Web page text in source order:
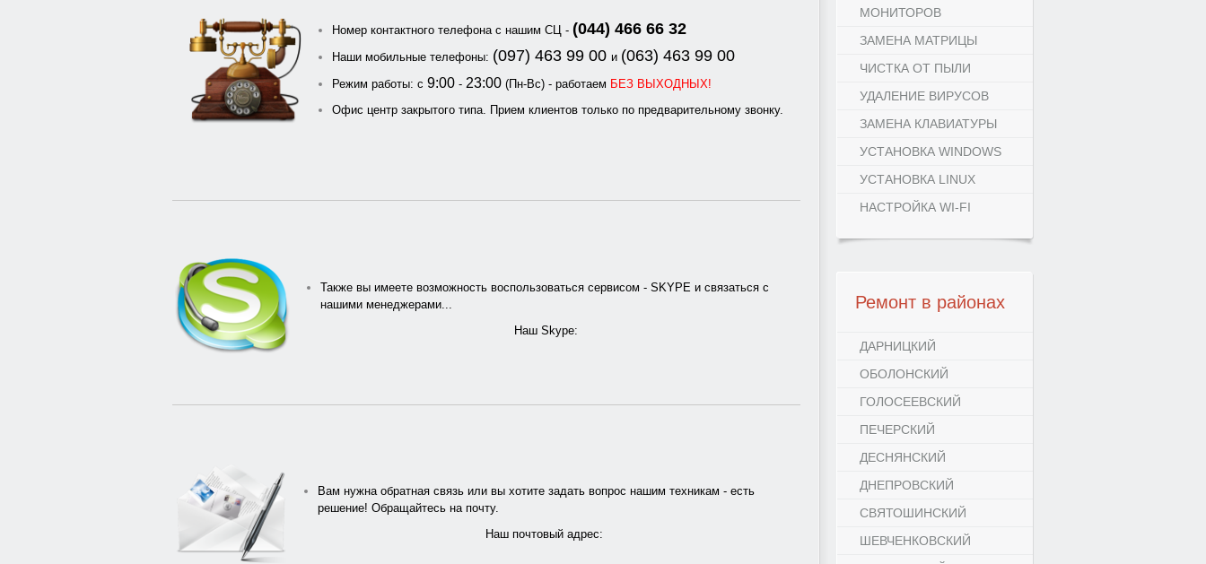
Номер контактного телефона с нашим СЦ - (044) 466 66 32
Наши мобильные телефоны: (097) 463 99 00 и (063) 463 99 00
Режим работы: с 9:00 - 23:00 (Пн-Вс) - работаем БЕЗ ВЫХОДНЫХ!
Офис центр закрытого типа. Прием клиентов только по предварительному звонку.
Также вы имеете возможность воспользоваться сервисом - SKYPE и связаться с
нашими менеджерами...
Наш Skype:
Вам нужна обратная связь или вы хотите задать вопрос нашим техникам - есть
решение! Обращайтесь на почту.
Наш почтовый адрес:
МОНИТОРОВ
ЗАМЕНА МАТРИЦЫ
ЧИСТКА ОТ ПЫЛИ
УДАЛЕНИЕ ВИРУСОВ
ЗАМЕНА КЛАВИАТУРЫ
УСТАНОВКА WINDOWS
УСТАНОВКА LINUX
НАСТРОЙКА WI-FI
Ремонт в районах
ДАРНИЦКИЙ
ОБОЛОНСКИЙ
ГОЛОСЕЕВСКИЙ
ПЕЧЕРСКИЙ
ДЕСНЯНСКИЙ
ДНЕПРОВСКИЙ
СВЯТОШИНСКИЙ
ШЕВЧЕНКОВСКИЙ